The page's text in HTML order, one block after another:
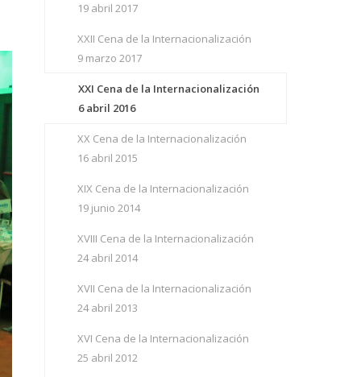
19 abril 2017
XXII Cena de la Internacionalización
9 marzo 2017
XXI Cena de la Internacionalización
6 abril 2016
XX Cena de la Internacionalización
16 abril 2015
XIX Cena de la Internacionalización
19 junio 2014
XVIII Cena de la Internacionalización
24 abril 2014
XVII Cena de la Internacionalización
24 abril 2013
XVI Cena de la Internacionalización
25 abril 2012